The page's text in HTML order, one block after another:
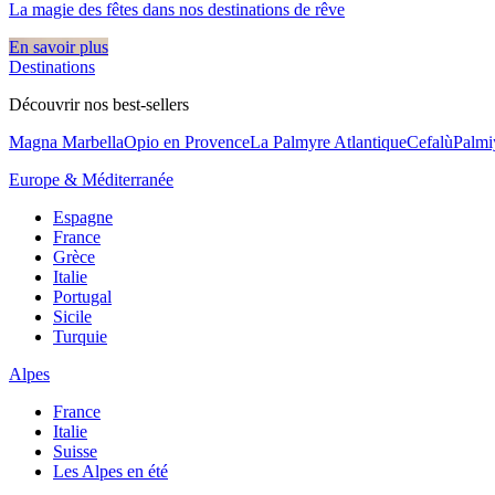
La magie des fêtes dans nos destinations de rêve​
En savoir plus
Destinations
Découvrir nos best-sellers
Magna MarbellaOpio en ProvenceLa Palmyre AtlantiqueCefalù
Europe & Méditerranée
Espagne
France
Grèce
Italie
Portugal
Sicile
Turquie
Alpes
France
Italie
Suisse
Les Alpes en été